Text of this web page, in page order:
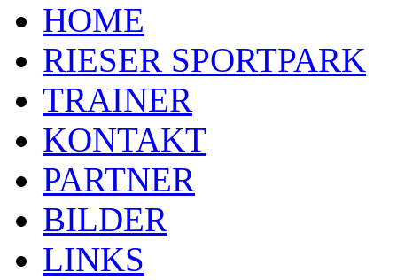
HOME
RIESER SPORTPARK
TRAINER
KONTAKT
PARTNER
BILDER
LINKS